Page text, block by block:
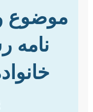
موضوع
نامه